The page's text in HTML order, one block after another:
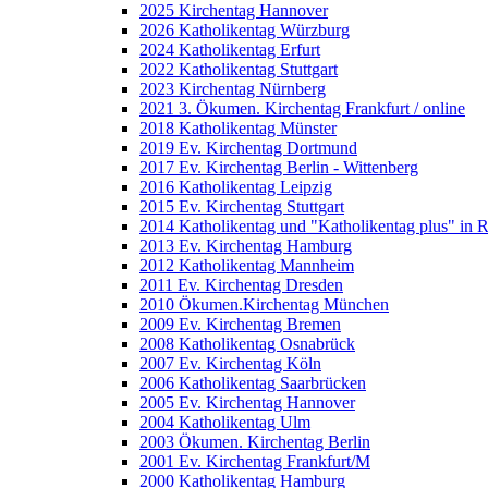
2025 Kirchentag Hannover
2026 Katholikentag Würzburg
2024 Katholikentag Erfurt
2022 Katholikentag Stuttgart
2023 Kirchentag Nürnberg
2021 3. Ökumen. Kirchentag Frankfurt / online
2018 Katholikentag Münster
2019 Ev. Kirchentag Dortmund
2017 Ev. Kirchentag Berlin - Wittenberg
2016 Katholikentag Leipzig
2015 Ev. Kirchentag Stuttgart
2014 Katholikentag und "Katholikentag plus" in
2013 Ev. Kirchentag Hamburg
2012 Katholikentag Mannheim
2011 Ev. Kirchentag Dresden
2010 Ökumen.Kirchentag München
2009 Ev. Kirchentag Bremen
2008 Katholikentag Osnabrück
2007 Ev. Kirchentag Köln
2006 Katholikentag Saarbrücken
2005 Ev. Kirchentag Hannover
2004 Katholikentag Ulm
2003 Ökumen. Kirchentag Berlin
2001 Ev. Kirchentag Frankfurt/M
2000 Katholikentag Hamburg